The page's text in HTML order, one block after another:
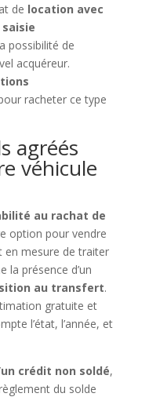
de location avec
saisie
possibilité de
acquéreur.
racheter ce type
agréés
véhicule
au rachat de
option pour vendre
en mesure de traiter
la présence d’un
au transfert.
gratuite et
l’état, l’année, et
crédit non soldé,
du solde